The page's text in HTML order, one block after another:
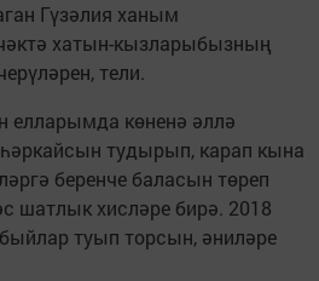
Гүзәлия ханым
хатын-кызларыбызның
тели.
елларымда көненә әллә
тудырып, карап кына
беренче баласын төреп
шатлык хисләре бирә. 2018
туып торсын, әниләре